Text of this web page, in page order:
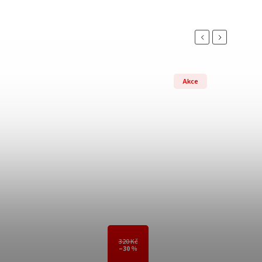
Previous
320 Kč
–30 %
Akce
Next